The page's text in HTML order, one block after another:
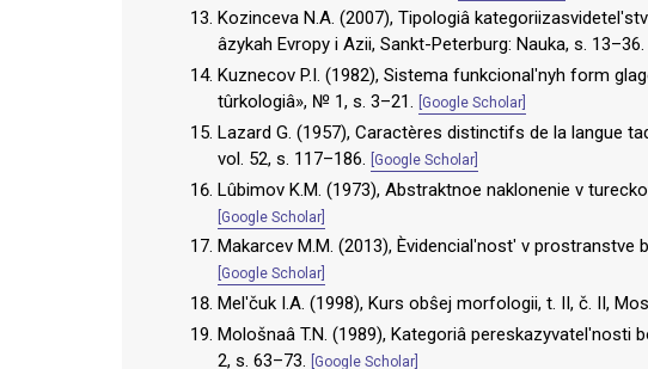
Kozinceva N.A. (2007), Tipologiâ
âzykah Evropy i Azii, Sankt-Peterburg: Nauka, s. 13–36.
Kuznecov P.I. (1982), Sistema funkcionalʹnyh form
tûrkologiâ», № 1, s. 3–21.
[Google Scholar]
Lazard G. (1957), Caractères distinctifs de la langue
vol. 52, s. 117–186.
[Google Scholar]
Lûbimov K.M. (1973), Abstraktnoe naklonenie v
[Google Scholar]
Makarcev M.M. (2013), Èvidencialʹnostʹ v
[Google Scholar]
Melʹčuk I.A. (1998), Kurs obŝej morfologii, t. II, č. II,
Mološnaâ T.N. (1989), Kategoriâ
2, s. 63–73.
[Google Scholar]